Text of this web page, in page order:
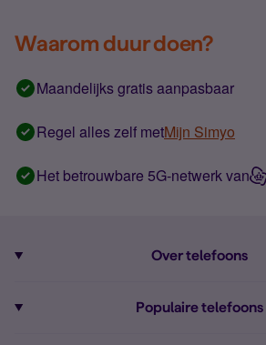
Waarom duur doen?
Maandelijks gratis aanpasbaar
Regel alles zelf metMijn Simyo
Het betrouwbare 5G-netwerk van
Over telefoons
Populaire telefoons